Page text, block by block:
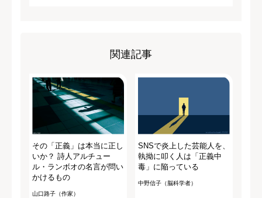
関連記事
その「正義」は本当に正し
いか？ 詩人アルチュー
ル・ランボオの名言が問い
かけるもの
山口路子（作家）
SNSで炎上した芸能人を、
執拗に叩く人は「正義中
毒」に陥っている
中野信子（脳科学者）